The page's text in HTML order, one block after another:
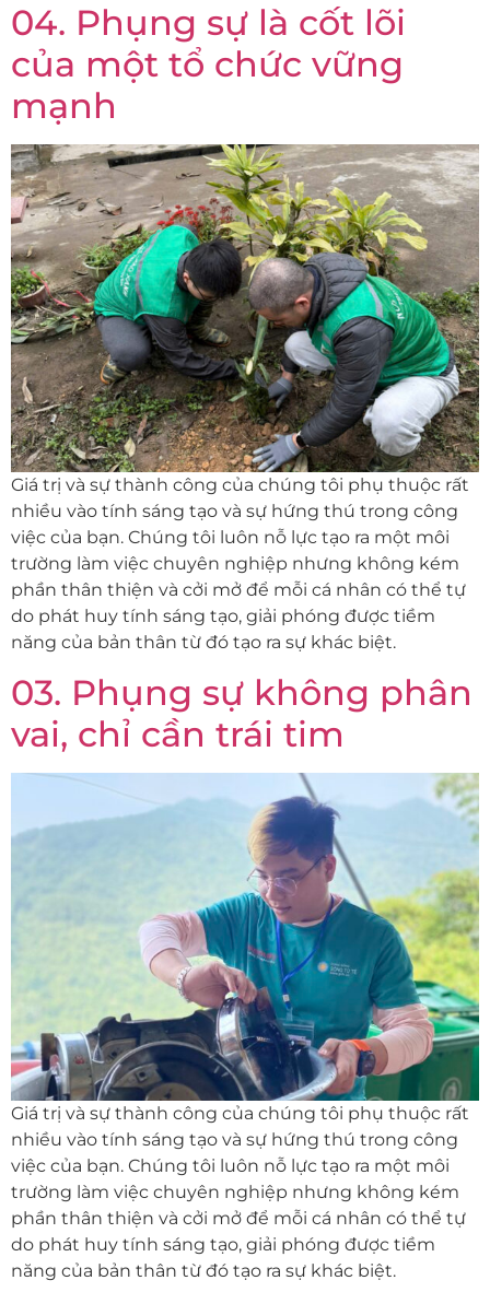
04. Phụng sự là cốt lõi
của một tổ chức vững
mạnh
Giá trị và sự thành công của chúng tôi phụ thuộc rất
nhiều vào tính sáng tạo và sự hứng thú trong công
việc của bạn. Chúng tôi luôn nỗ lực tạo ra một môi
trường làm việc chuyên nghiệp nhưng không kém
phần thân thiện và cởi mở để mỗi cá nhân có thể tự
do phát huy tính sáng tạo, giải phóng được tiềm
năng của bản thân từ đó tạo ra sự khác biệt.
03. Phụng sự không phân
vai, chỉ cần trái tim
Giá trị và sự thành công của chúng tôi phụ thuộc rất
nhiều vào tính sáng tạo và sự hứng thú trong công
việc của bạn. Chúng tôi luôn nỗ lực tạo ra một môi
trường làm việc chuyên nghiệp nhưng không kém
phần thân thiện và cởi mở để mỗi cá nhân có thể tự
do phát huy tính sáng tạo, giải phóng được tiềm
năng của bản thân từ đó tạo ra sự khác biệt.